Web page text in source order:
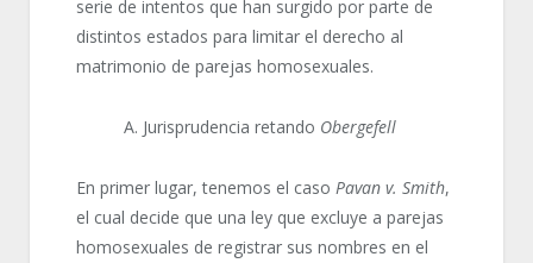
serie de intentos que han surgido por parte de
distintos estados para limitar el derecho al
matrimonio de parejas homosexuales.
A. Jurisprudencia retando Obergefell
En primer lugar, tenemos el caso Pavan v. Smith,
el cual decide que una ley que excluye a parejas
homosexuales de registrar sus nombres en el